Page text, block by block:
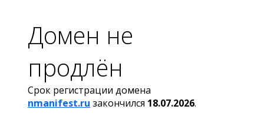
Домен не
продлён
Срок регистрации домена
nmanifest.ru закончился 18.07.2026.